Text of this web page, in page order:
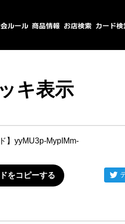
キ表示
】 yyMU3p-MypIMm-
をコピーする